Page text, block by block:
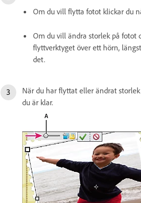
Om du vill flytta fotot klickar du
Om du vill ändra storlek på fotot
flyttverktyget över ett hörn,
det.
När du har flyttat eller ändrat
du är klar.